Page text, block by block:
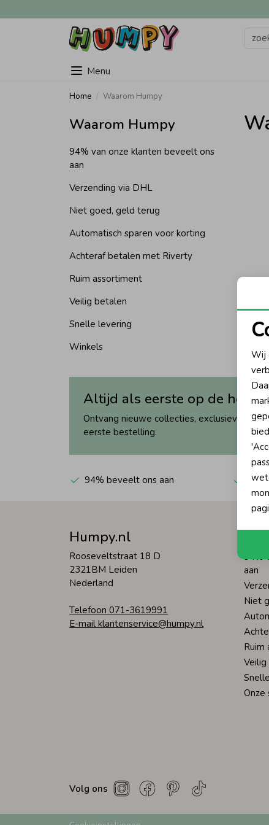
Menu
Home Waarom Humpy
Waarom Humpy
94% van onze klanten beveelt ons
aan
Verzending via DHL
Niet goed, geld terug
Automatisch sparen voor korting
Achteraf betalen met Riverty
Ruim assortiment
Veilig betalen
Snelle levering
Winkels
Altijd als eerste op de
Ontvang nieuwe collecties, exclusieve
eerste bestelling.
94% beveelt ons aan
Humpy.nl
Rooseveltstraat 18 D
2321BM Leiden
Nederland
Telefoon 071-3619991
E-mail klantenservice@humpy.nl
94%
aan
Niet
Ruim
Onze
Volg ons
Wij